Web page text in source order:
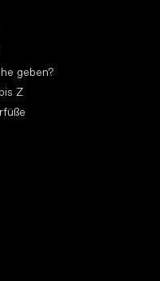
geben?
Z